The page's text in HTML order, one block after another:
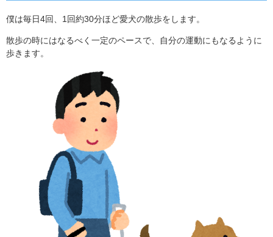
僕は毎日4回、1回約30分ほど愛犬の散歩をします。
散歩の時にはなるべく一定のペースで、自分の運動にもなるように
歩きます。